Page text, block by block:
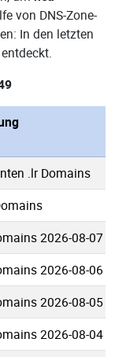
von DNS-Zone-
In den letzten
.lr Domains
2026-08-07
2026-08-06
2026-08-05
2026-08-04